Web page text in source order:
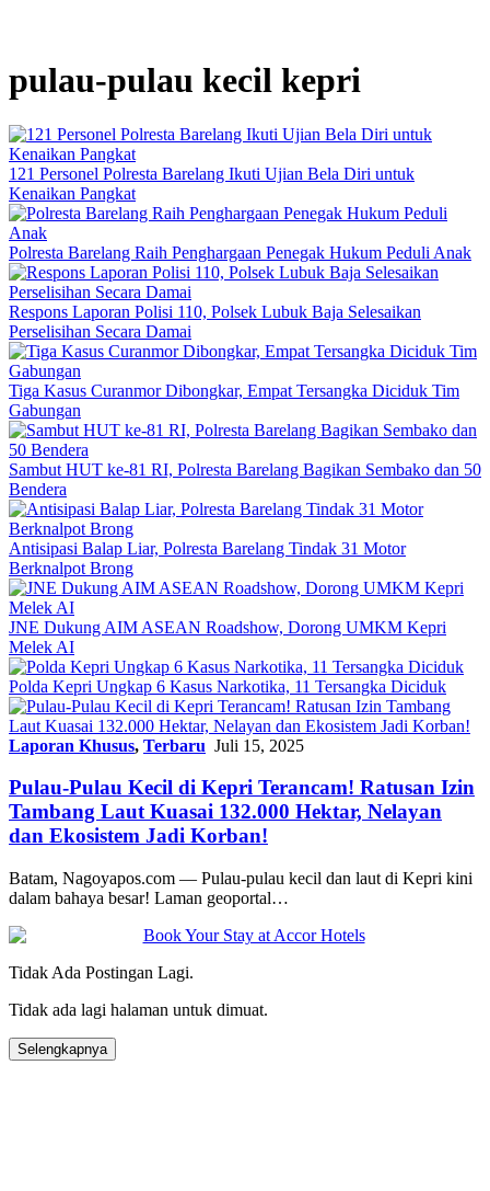
pulau-pulau kecil kepri
121 Personel Polresta Barelang Ikuti Ujian Bela Diri untuk
Kenaikan Pangkat
Polresta Barelang Raih Penghargaan Penegak Hukum Peduli Anak
Respons Laporan Polisi 110, Polsek Lubuk Baja Selesaikan
Perselisihan Secara Damai
Tiga Kasus Curanmor Dibongkar, Empat Tersangka Diciduk Tim
Gabungan
Sambut HUT ke-81 RI, Polresta Barelang Bagikan Sembako dan 50
Bendera
Antisipasi Balap Liar, Polresta Barelang Tindak 31 Motor
Berknalpot Brong
JNE Dukung AIM ASEAN Roadshow, Dorong UMKM Kepri
Melek AI
Polda Kepri Ungkap 6 Kasus Narkotika, 11 Tersangka Diciduk
Laporan Khusus, Terbaru Juli 15, 2025
Pulau-Pulau Kecil di Kepri Terancam! Ratusan Izin
Tambang Laut Kuasai 132.000 Hektar, Nelayan
dan Ekosistem Jadi Korban!
Batam, Nagoyapos.com — Pulau-pulau kecil dan laut di Kepri kini
dalam bahaya besar! Laman geoportal…
Tidak Ada Postingan Lagi.
Tidak ada lagi halaman untuk dimuat.
Selengkapnya